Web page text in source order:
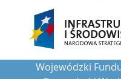
Wojewódzki